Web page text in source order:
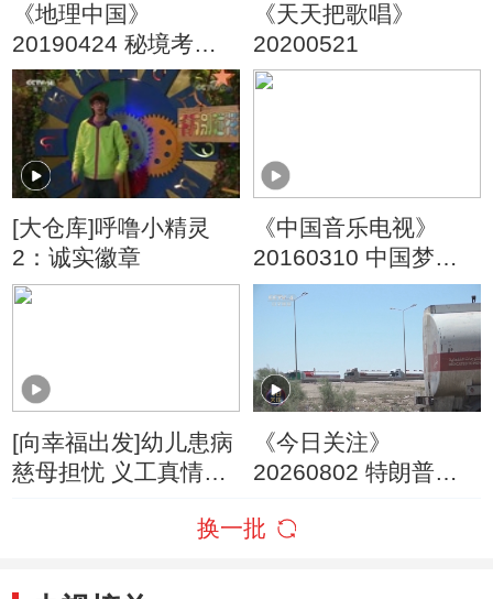
《地理中国》
20190424 秘境考察·
雨林“飞兵”
《天天把歌唱》
20200521
[大仓库]呼噜小精灵
2：诚实徽章
《中国音乐电视》
20160310 中国梦新
歌展播
[向幸福出发]幼儿患病
慈母担忧 义工真情挥
《今日关注》
20260802 特朗普叫
朗称摧毁美军F-35战
换一批